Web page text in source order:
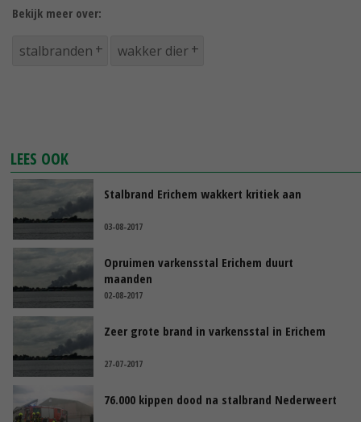
Bekijk meer over:
stalbranden wakker dier
LEES OOK
Stalbrand Erichem wakkert kritiek aan
03-08-2017
Opruimen varkensstal Erichem duurt
maanden
02-08-2017
Zeer grote brand in varkensstal in Erichem
27-07-2017
76.000 kippen dood na stalbrand Nederweert